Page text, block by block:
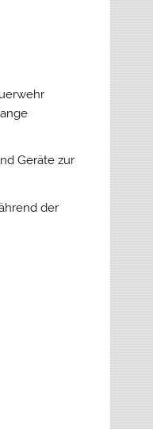
Geräte zur
der